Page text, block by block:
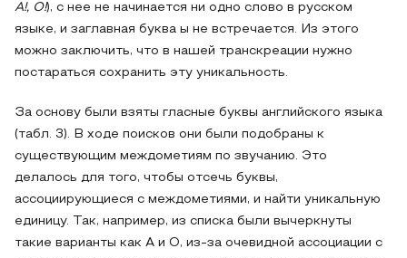
А!, О!), с нее не начинается ни одно слово в русском
языке, и заглавная буква ы не встречается. Из этого
можно заключить, что в нашей транскреации нужно
постараться сохранить эту уникальность.
За основу были взяты гласные буквы английского языка
(табл. 3). В ходе поисков они были подобраны к
существующим междометиям по звучанию. Это
делалось для того, чтобы отсечь буквы,
ассоциирующиеся с междометиями, и найти уникальную
единицу. Так, например, из списка были вычеркнуты
такие варианты как A и O, из-за очевидной ассоциации с